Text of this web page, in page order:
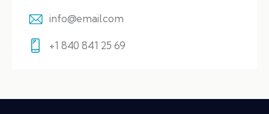
info@email.com
+1 840 841 25 69